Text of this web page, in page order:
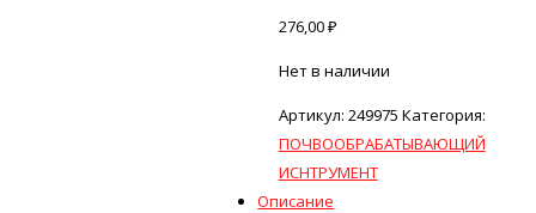
276,00₽
Нет в наличии
Артикул: 249975 Категория:
ПОЧВООБРАБАТЫВАЮЩИЙ
ИСНТРУМЕНТ
Описание